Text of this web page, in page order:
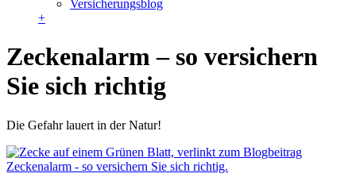
Versicherungsblog
+
Zeckenalarm – so versichern
Sie sich richtig
Die Gefahr lauert in der Natur!